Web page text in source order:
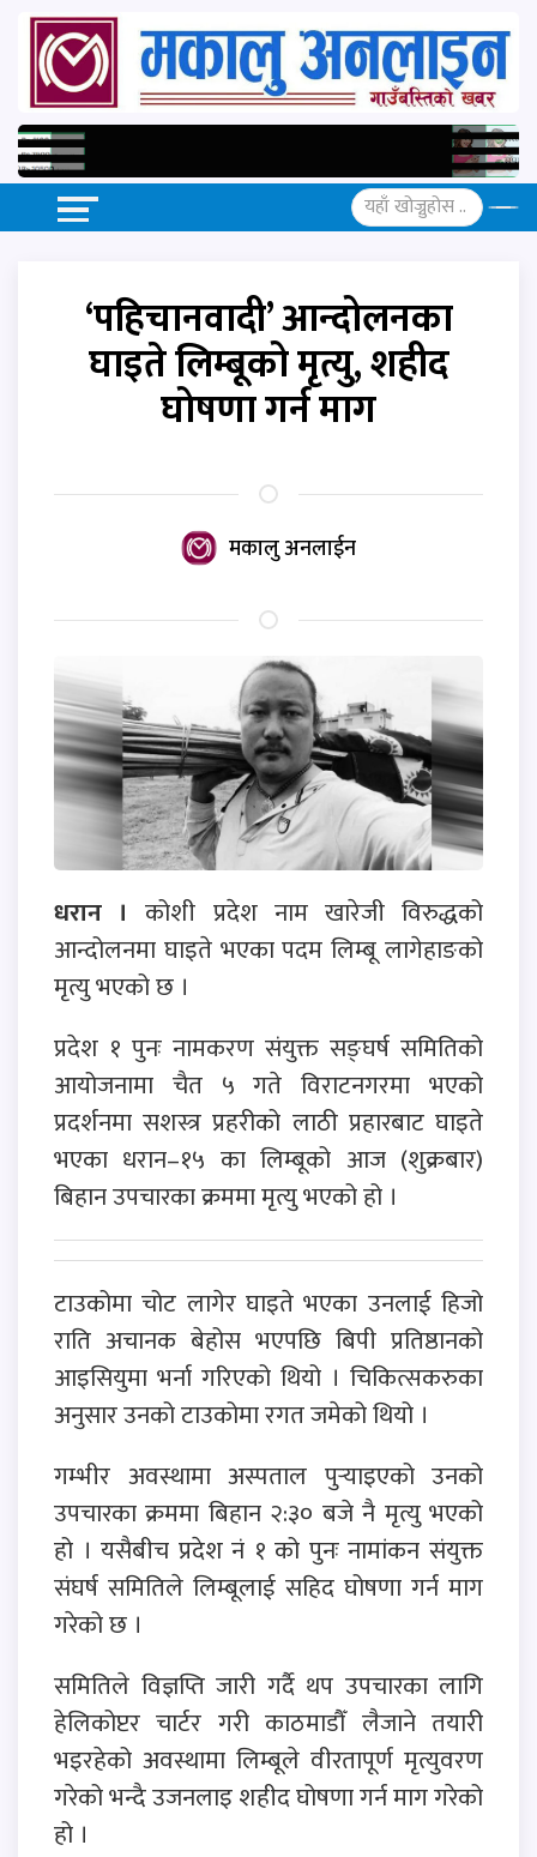
‘पहिचानवादी’ आन्दोलनका
घाइते लिम्बूको मृत्यु, शहीद
घोषणा गर्न माग
मकालु अनलाईन
धरान । कोशी प्रदेश नाम खारेजी विरुद्धको
आन्दोलनमा घाइते भएका पदम लिम्बू लागेहाङको
मृत्यु भएको छ ।
प्रदेश १ पुनः नामकरण संयुक्त सङ्घर्ष समितिको
आयोजनामा चैत ५ गते विराटनगरमा भएको
प्रदर्शनमा सशस्त्र प्रहरीको लाठी प्रहारबाट घाइते
भएका धरान–१५ का लिम्बूको आज (शुक्रबार)
बिहान उपचारका क्रममा मृत्यु भएको हो ।
टाउकोमा चोट लागेर घाइते भएका उनलाई हिजो
राति अचानक बेहोस भएपछि बिपी प्रतिष्ठानको
आइसियुमा भर्ना गरिएको थियो । चिकित्सकरुका
अनुसार उनको टाउकोमा रगत जमेको थियो ।
गम्भीर अवस्थामा अस्पताल पुर्‍याइएको उनको
उपचारका क्रममा बिहान २:३० बजे नै मृत्यु भएको
हो । यसैबीच प्रदेश नं १ को पुनः नामांकन संयुक्त
संघर्ष समितिले लिम्बूलाई सहिद घोषणा गर्न माग
गरेको छ ।
समितिले विज्ञप्ति जारी गर्दै थप उपचारका लागि
हेलिकोप्टर चार्टर गरी काठमाडौँ लैजाने तयारी
भइरहेको अवस्थामा लिम्बूले वीरतापूर्ण मृत्युवरण
गरेको भन्दै उजनलाइ शहीद घोषणा गर्न माग गरेको
हो ।